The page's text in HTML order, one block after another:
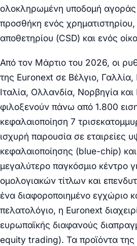
ολοκληρωμένη υποδομή αγοράς
προσθήκη ενός χρηματιστηρίου,
αποθετηρίου (CSD) και ενός
Από τον Μάρτιο του 2026, οι
της Euronext σε Βέλγιο,
Ιταλία, Ολλανδία, Νορβηγία
φιλοξενούν πάνω από 1.800
κεφαλαιοποίηση 7
ισχυρή παρουσία σε εταιρείες
κεφαλαιοποίησης (blue-chip)
μεγαλύτερο παγκόσμιο κέντρο
ομολογιακών τίτλων και
ένα διαφοροποιημένο εγχώριο
πελατολόγιο, η Euronext
ευρωπαϊκής διαφανούς
equity trading). Τα προϊόντα της